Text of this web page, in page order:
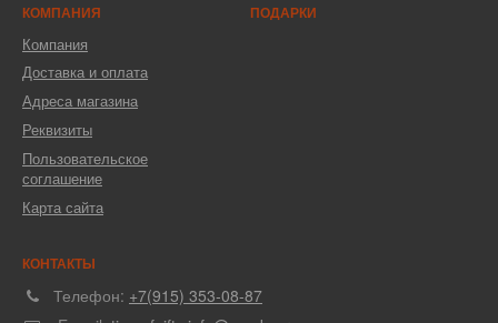
КОМПАНИЯ
Компания
Доставка и оплата
Адреса магазина
Реквизиты
Пользовательское
соглашение
Карта сайта
ПОДАРКИ
КОНТАКТЫ
Телефон: +7(915) 353-08-87